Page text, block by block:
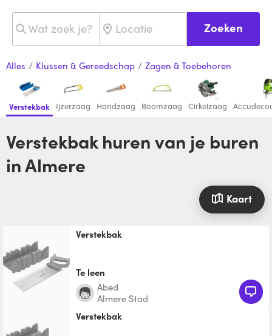
Zoeken
Alles / Klussen & Gereedschap / Zagen & Toebehoren
Verstekbak Ijzerzaag Handzaag Boomzaag Cirkelzaag
Verstekbak huren van je buren
in Almere
Kaart
Verstekbak
Te leen
Abed
Almere Stad
verstekbak